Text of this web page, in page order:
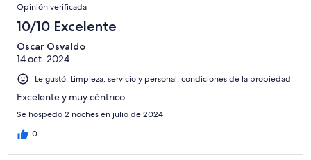
Opinión verificada
10/10 Excelente
Oscar Osvaldo
14 oct. 2024
Le gustó: Limpieza, servicio y personal, condiciones de la propiedad
Excelente y muy céntrico
Se hospedó 2 noches en julio de 2024
0